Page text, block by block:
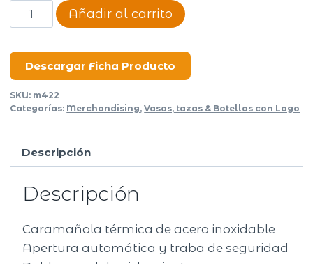
Caramañola
térmica
cantidad
Añadir al carrito
Descargar Ficha Producto
SKU: m422
Categorías: Merchandising,Vasos, tazas & Botellas con Logo
Descripción
Descripción
Caramañola térmica de acero inoxidable
Apertura automática y traba de seguridad